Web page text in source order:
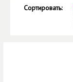
Сортировать: